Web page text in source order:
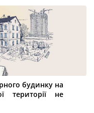
будинку на
території не